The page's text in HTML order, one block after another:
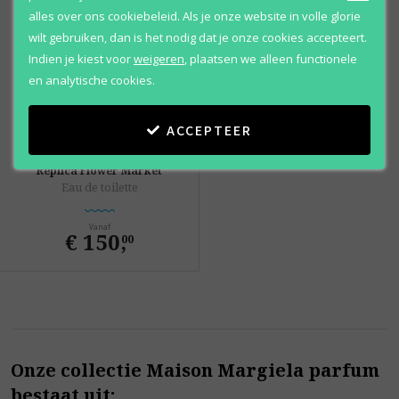
Maison Margiela
Replica Flower Market
Eau de toilette
Vanaf
€ 150,
00
Onze collectie Maison Margiela parfum
alles over ons cookiebeleid. Als je onze website in volle glorie
wilt gebruiken, dan is het nodig dat je onze cookies accepteert.
Indien je kiest voorweigeren plaatsen we alleen functionele
en analytische cookies.
ACCEPTEER